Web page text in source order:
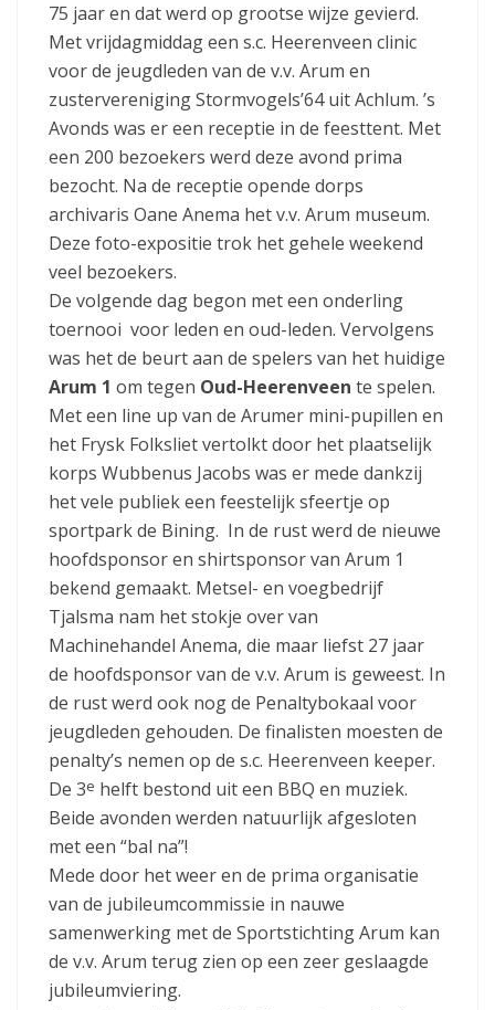
75 jaar en dat werd op grootse wijze gevierd.
Met vrijdagmiddag een s.c. Heerenveen clinic
voor de jeugdleden van de v.v. Arum en
zustervereniging Stormvogels’64 uit Achlum. ’s
Avonds was er een receptie in de feesttent. Met
een 200 bezoekers werd deze avond prima
bezocht. Na de receptie opende dorps
archivaris Oane Anema het v.v. Arum museum.
Deze foto-expositie trok het gehele weekend
veel bezoekers.
De volgende dag begon met een onderling
toernooi voor leden en oud-leden. Vervolgens
was het de beurt aan de spelers van het huidige
Arum 1 om tegen Oud-Heerenveen te spelen.
Met een line up van de Arumer mini-pupillen en
het Frysk Folksliet vertolkt door het plaatselijk
korps Wubbenus Jacobs was er mede dankzij
het vele publiek een feestelijk sfeertje op
sportpark de Bining. In de rust werd de nieuwe
hoofdsponsor en shirtsponsor van Arum 1
bekend gemaakt. Metsel- en voegbedrijf
Tjalsma nam het stokje over van
Machinehandel Anema, die maar liefst 27 jaar
de hoofdsponsor van de v.v. Arum is geweest. In
de rust werd ook nog de Penaltybokaal voor
jeugdleden gehouden. De finalisten moesten de
penalty’s nemen op de s.c. Heerenveen keeper.
De 3e helft bestond uit een BBQ en muziek.
Beide avonden werden natuurlijk afgesloten
met een “bal na”!
Mede door het weer en de prima organisatie
van de jubileumcommissie in nauwe
samenwerking met de Sportstichting Arum kan
de v.v. Arum terug zien op een zeer geslaagde
jubileumviering.